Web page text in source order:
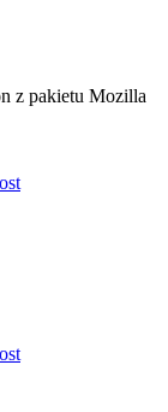
z pakietu Mozilla